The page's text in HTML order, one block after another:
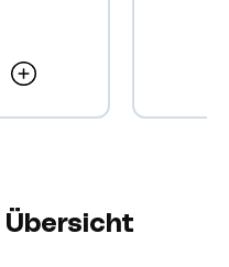
Übersicht